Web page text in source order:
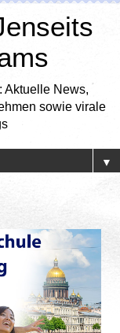
Aktuelle News,
sowie virale
▼